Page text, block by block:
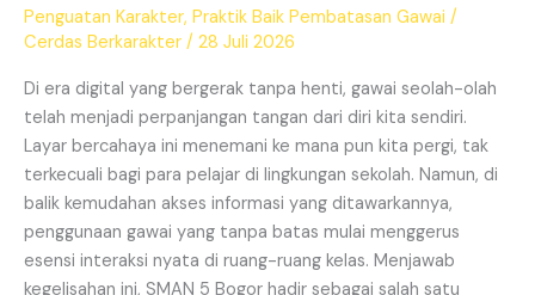
Penguatan Karakter, Praktik Baik Pembatasan Gawai /
Cerdas Berkarakter / 28 Juli 2026
Di era digital yang bergerak tanpa henti, gawai seolah-olah
telah menjadi perpanjangan tangan dari diri kita sendiri.
Layar bercahaya ini menemani ke mana pun kita pergi, tak
terkecuali bagi para pelajar di lingkungan sekolah. Namun, di
balik kemudahan akses informasi yang ditawarkannya,
penggunaan gawai yang tanpa batas mulai menggerus
esensi interaksi nyata di ruang-ruang kelas. Menjawab
kegelisahan ini, SMAN 5 Bogor hadir sebagai salah satu